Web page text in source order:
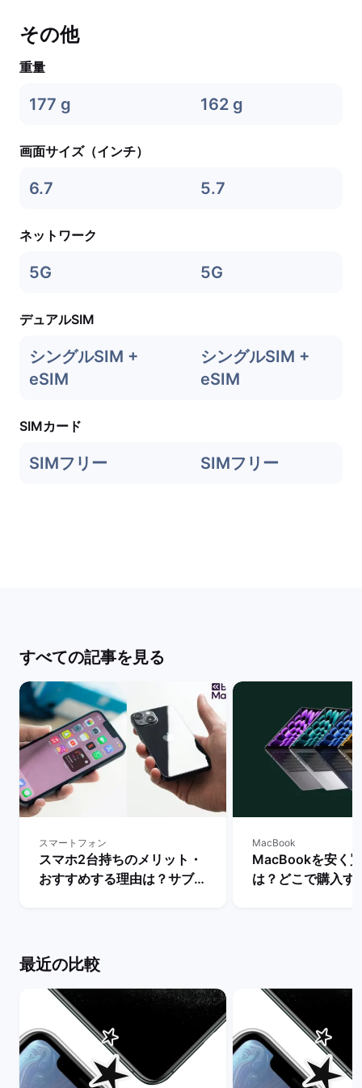
その他
重量
177 g 162 g
画面サイズ（インチ）
6.7 5.7
ネットワーク
5G 5G
デュアルSIM
シングルSIM +
eSIM
シングルSIM +
eSIM
SIMカード
SIMフリー SIMフリー
すべての記事を見る
スマートフォン
スマホ2台持ちのメリット・
おすすめする理由は？サブス
MacBook
MacBookを安く
は？どこで購入す
最近の比較